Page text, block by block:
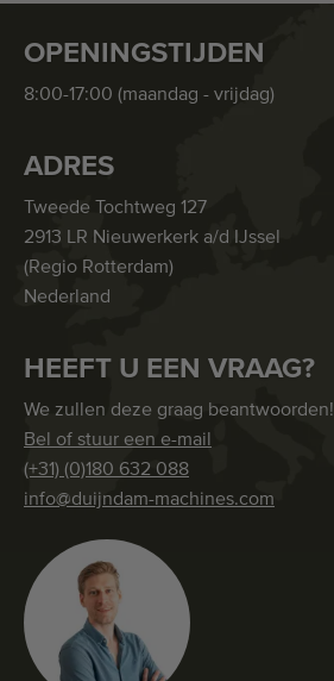
OPENINGSTIJDEN
8:00-17:00 (maandag - vrijdag)
ADRES
Tweede Tochtweg 127
2913 LR Nieuwerkerk a/d IJssel
(Regio Rotterdam)
Nederland
HEEFT U EEN VRAAG?
We zullen deze graag beantwoorden!
Bel of stuur een e-mail
(+31) (0)180 632 088
info@duijndam-machines.com